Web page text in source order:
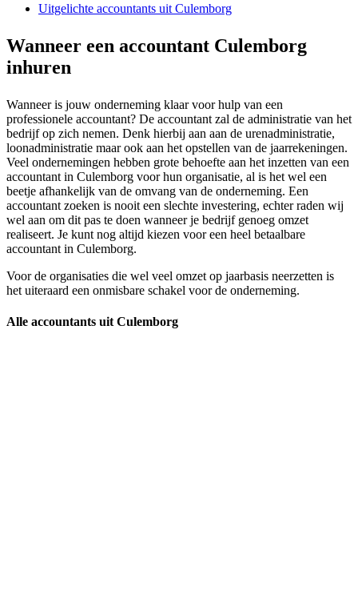
Uitgelichte accountants uit Culemborg
Wanneer een accountant Culemborg
inhuren
Wanneer is jouw onderneming klaar voor hulp van een
professionele accountant? De accountant zal de administratie van het
bedrijf op zich nemen. Denk hierbij aan aan de urenadministratie,
loonadministratie maar ook aan het opstellen van de jaarrekeningen.
Veel ondernemingen hebben grote behoefte aan het inzetten van een
accountant in Culemborg voor hun organisatie, al is het wel een
beetje afhankelijk van de omvang van de onderneming. Een
accountant zoeken is nooit een slechte investering, echter raden wij
wel aan om dit pas te doen wanneer je bedrijf genoeg omzet
realiseert. Je kunt nog altijd kiezen voor een heel betaalbare
accountant in Culemborg.
Voor de organisaties die wel veel omzet op jaarbasis neerzetten is
het uiteraard een onmisbare schakel voor de onderneming.
Alle accountants uit Culemborg